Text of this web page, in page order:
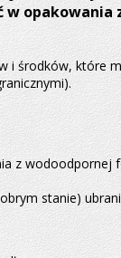
w opakowania
i środków, które
z wodoodpornej
stanie)